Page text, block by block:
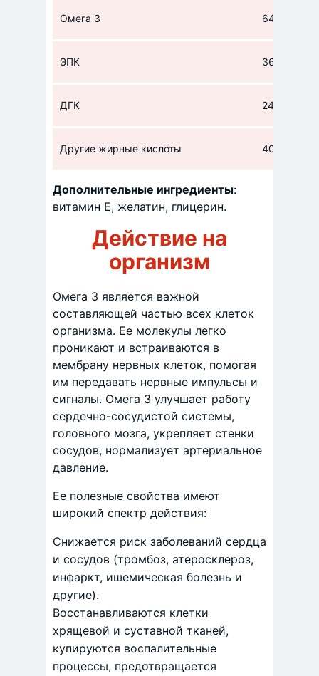
Омега 3 640
ЭПК 360
ДГК 240
Другие жирные кислоты 40
Дополнительные ингредиенты:
витамин E, желатин, глицерин.
Действие на
организм
Омега 3 является важной
составляющей частью всех клеток
организма. Ее молекулы легко
проникают и встраиваются в
мембрану нервных клеток, помогая
им передавать нервные импульсы и
сигналы. Омега 3 улучшает работу
сердечно-сосудистой системы,
головного мозга, укрепляет стенки
сосудов, нормализует артериальное
давление.
Ее полезные свойства имеют
широкий спектр действия:
Снижается риск заболеваний сердца
и сосудов (тромбоз, атеросклероз,
инфаркт, ишемическая болезнь и
другие).
Восстанавливаются клетки
хрящевой и суставной тканей,
купируются воспалительные
процессы, предотвращается